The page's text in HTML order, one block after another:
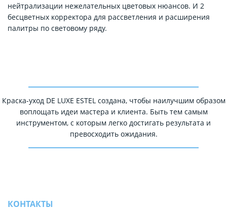
нейтрализации нежелательных цветовых нюансов. И 2
бесцветных корректора для рассветления и расширения
палитры по световому ряду.
Краска-уход DE LUXE ESTEL создана, чтобы наилучшим образом
воплощать идеи мастера и клиента. Быть тем самым
инструментом, с которым легко достигать результата и
превосходить ожидания.
КОНТАКТЫ